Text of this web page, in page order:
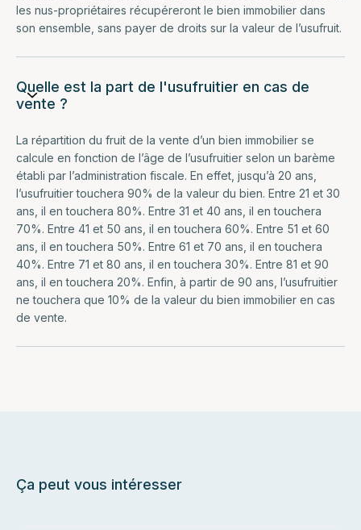
les nus-propriétaires récupéreront le bien immobilier dans
son ensemble, sans payer de droits sur la valeur de l’usufruit.
Quelle est la part de l'usufruitier en cas de
vente ?
La répartition du fruit de la vente d’un bien immobilier se
calcule en fonction de l’âge de l’usufruitier selon un barème
établi par l’administration fiscale. En effet, jusqu’à 20 ans,
l’usufruitier touchera 90% de la valeur du bien. Entre 21 et 30
ans, il en touchera 80%. Entre 31 et 40 ans, il en touchera
70%. Entre 41 et 50 ans, il en touchera 60%. Entre 51 et 60
ans, il en touchera 50%. Entre 61 et 70 ans, il en touchera
40%. Entre 71 et 80 ans, il en touchera 30%. Entre 81 et 90
ans, il en touchera 20%. Enfin, à partir de 90 ans, l’usufruitier
ne touchera que 10% de la valeur du bien immobilier en cas
de vente.
Ça peut vous intéresser